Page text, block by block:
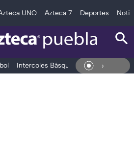
UNO Azteca 7 Deportes
Intercoles Básquetbol DeportesEn